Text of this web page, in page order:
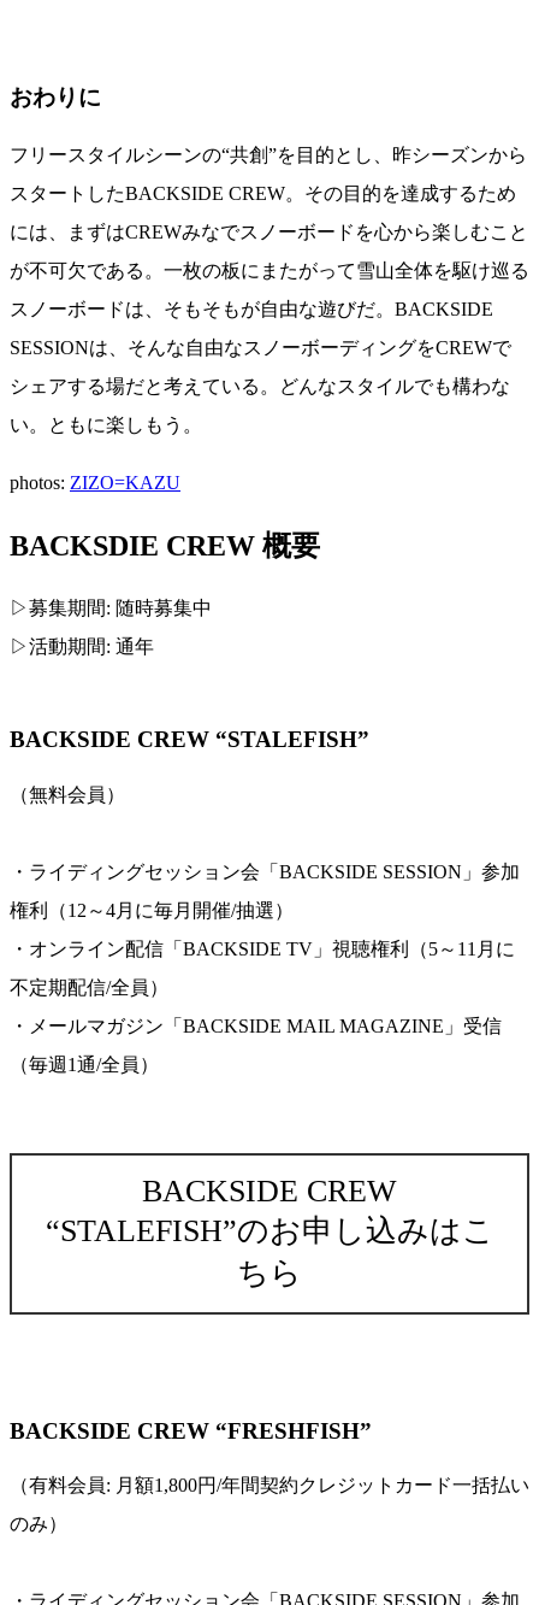
おわりに
フリースタイルシーンの“共創”を目的とし、昨シーズンから
スタートしたBACKSIDE CREW。その目的を達成するため
には、まずはCREWみなでスノーボードを心から楽しむこと
が不可欠である。一枚の板にまたがって雪山全体を駆け巡る
スノーボードは、そもそもが自由な遊びだ。BACKSIDE
SESSIONは、そんな自由なスノーボーディングをCREWで
シェアする場だと考えている。どんなスタイルでも構わな
い。ともに楽しもう。
photos: ZIZO=KAZU
BACKSDIE CREW 概要
▷募集期間: 随時募集中
▷活動期間: 通年
BACKSIDE CREW “STALEFISH”
（無料会員）
・ライディングセッション会「BACKSIDE SESSION」参加
権利（12～4月に毎月開催/抽選）
・オンライン配信「BACKSIDE TV」視聴権利（5～11月に
不定期配信/全員）
・メールマガジン「BACKSIDE MAIL MAGAZINE」受信
（毎週1通/全員）
BACKSIDE CREW
“STALEFISH”のお申し込みはこ
ちら
BACKSIDE CREW “FRESHFISH”
（有料会員: 月額1,800円/年間契約クレジットカード一括払い
のみ）